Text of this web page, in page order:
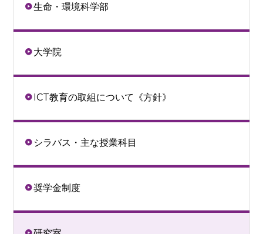
生命・環境科学部
大学院
ICT教育の取組について《方針》
シラバス・主な授業科目
奨学金制度